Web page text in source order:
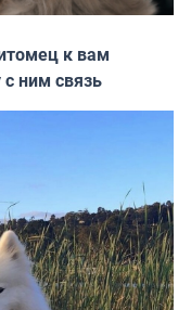
к вам
ним связь